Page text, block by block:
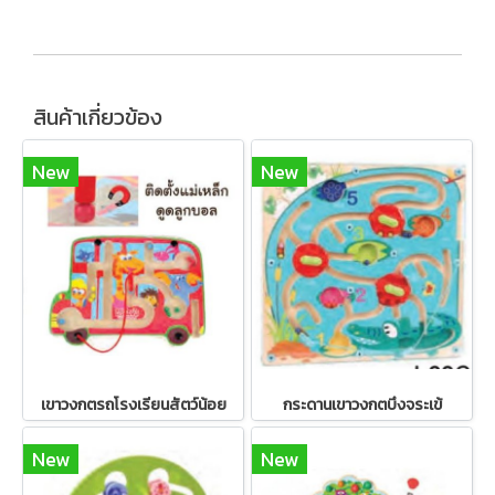
สินค้าเกี่ยวข้อง
New
เขาวงกตรถโรงเรียนสัตว์น้อย
New
กระดานเขาวงกตบึงจระเข้
New New